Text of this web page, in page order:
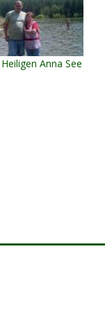
Anna See